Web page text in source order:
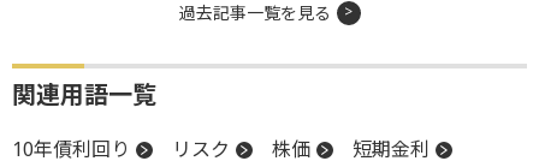
過去記事一覧を見る
関連用語一覧
10年債利回り リスク 株価
短期金利